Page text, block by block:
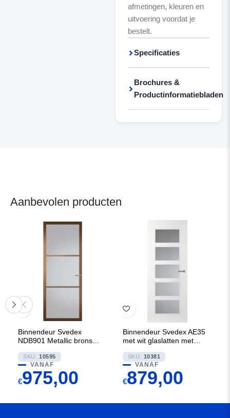
afmetingen, kleuren en
uitvoering voordat je
bestelt.
Specificaties
Brochures &
Productinformatiebladen
Aanbevolen producten
Binnendeur Svedex
NDB901 Metallic brons met
SKU: 10595
VANAF
€975,00
Binnendeur Svedex AE35
met wit glaslatten met
SKU: 10381
VANAF
€879,00